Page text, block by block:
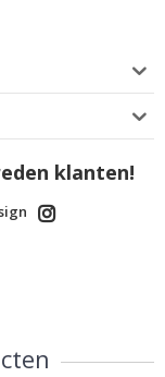
klanten!